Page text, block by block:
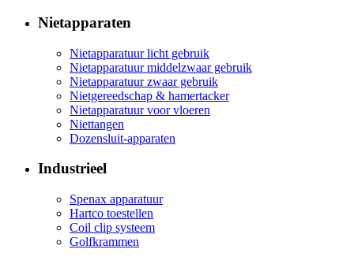
Nietapparaten
Nietapparatuur licht gebruik
Nietapparatuur middelzwaar gebruik
Nietapparatuur zwaar gebruik
Nietgereedschap & hamertacker
Nietapparatuur voor vloeren
Niettangen
Dozensluit-apparaten
Industrieel
Spenax apparatuur
Hartco toestellen
Coil clip systeem
Golfkrammen